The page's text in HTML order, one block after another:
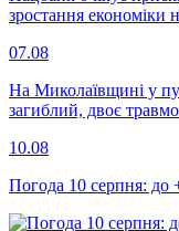
зростання економіки
07.08
На Миколаївщині у
загиблий, двоє
10.08
Погода 10 серпня: до